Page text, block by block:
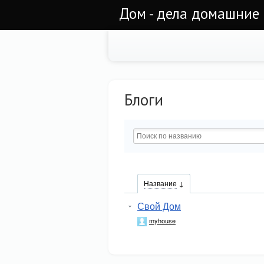
Дом - дела домашние
Блоги
Название
Свой Дом
myhouse